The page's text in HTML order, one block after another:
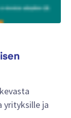
yrityksille ja